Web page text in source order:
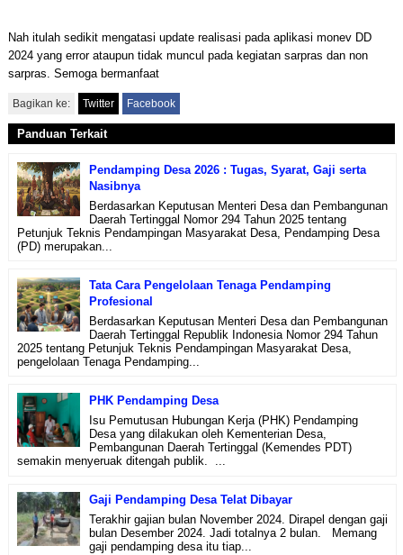
Nah itulah sedikit mengatasi update realisasi pada aplikasi monev DD
2024 yang error ataupun tidak muncul pada kegiatan sarpras dan non
sarpras. Semoga bermanfaat
Bagikan ke: Twitter Facebook
Panduan Terkait
Pendamping Desa 2026 : Tugas, Syarat, Gaji serta
Nasibnya
Berdasarkan Keputusan Menteri Desa dan Pembangunan
Daerah Tertinggal Nomor 294 Tahun 2025 tentang
Petunjuk Teknis Pendampingan Masyarakat Desa, Pendamping Desa
(PD) merupakan...
Tata Cara Pengelolaan Tenaga Pendamping
Profesional
Berdasarkan Keputusan Menteri Desa dan Pembangunan
Daerah Tertinggal Republik Indonesia Nomor 294 Tahun
2025 tentang Petunjuk Teknis Pendampingan Masyarakat Desa,
pengelolaan Tenaga Pendamping...
PHK Pendamping Desa
Isu Pemutusan Hubungan Kerja (PHK) Pendamping
Desa yang dilakukan oleh Kementerian Desa,
Pembangunan Daerah Tertinggal (Kemendes PDT)
semakin menyeruak ditengah publik. ...
Gaji Pendamping Desa Telat Dibayar
Terakhir gajian bulan November 2024. Dirapel dengan gaji
bulan Desember 2024. Jadi totalnya 2 bulan. Memang
gaji pendamping desa itu tiap...